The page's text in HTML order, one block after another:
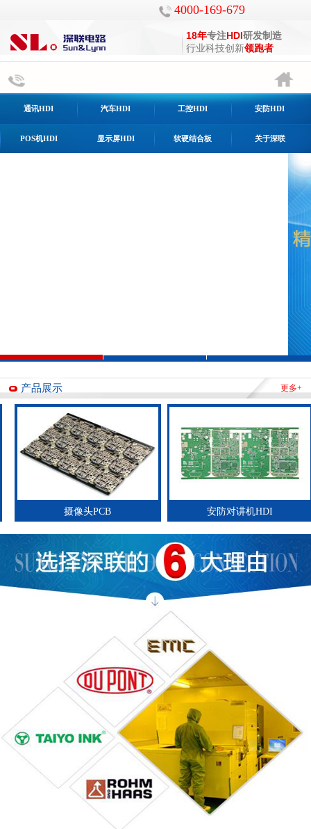
4000-169-679
18年专注HDI研发制造
行业科技创新领跑者
通讯HDI 汽车HDI 工控HDI 安防HDI
POS机HDI 显示屏HDI 软硬结合板 关于深联
产品展示 更多+
摄像头PCB 安防对讲机HDI
服务器PCB 光模板PCB
车队管理系统HDI 汽车传感器PCB